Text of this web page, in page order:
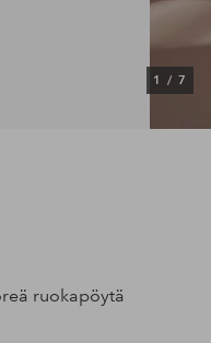
1 / 7
ruokapöytä